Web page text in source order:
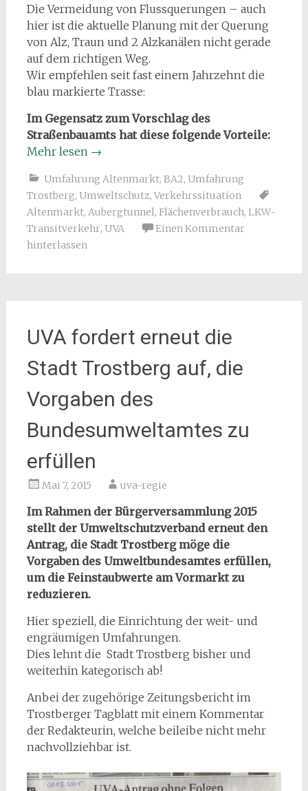
Die Vermeidung von Flussquerungen – auch
hier ist die aktuelle Planung mit der Querung
von Alz, Traun und 2 Alzkanälen nicht gerade
auf dem richtigen Weg.
Wir empfehlen seit fast einem Jahrzehnt die
blau markierte Trasse:
Im Gegensatz zum Vorschlag des
Straßenbauamts hat diese folgende Vorteile:
Mehr lesen →
Umfahrung Altenmarkt, BA2, Umfahrung
Trostberg, Umweltschutz, Verkehrssituation
Altenmarkt, Aubergtunnel, Flächenverbrauch, LKW-
Transitverkehr, UVA
Einen Kommentar
hinterlassen
UVA fordert erneut die
Stadt Trostberg auf, die
Vorgaben des
Bundesumweltamtes zu
erfüllen
Mai 7, 2015 uva-regie
Im Rahmen der Bürgerversammlung 2015
stellt der Umweltschutzverband erneut den
Antrag, die Stadt Trostberg möge die
Vorgaben des Umweltbundesamtes erfüllen,
um die Feinstaubwerte am Vormarkt zu
reduzieren.
Hier speziell, die Einrichtung der weit- und
engräumigen Umfahrungen.
Dies lehnt die Stadt Trostberg bisher und
weiterhin kategorisch ab!
Anbei der zugehörige Zeitungsbericht im
Trostberger Tagblatt mit einem Kommentar
der Redakteurin, welche beileibe nicht mehr
nachvollziehbar ist.